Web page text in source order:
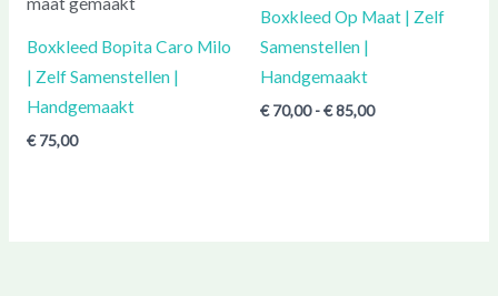
Boxkleed Bopita Caro Milo
| Zelf Samenstellen |
Handgemaakt
€75,00
Boxkleed Op Maat | Zelf
Samenstellen |
Handgemaakt
€70,00 -€85,00
tot
€ 85,00